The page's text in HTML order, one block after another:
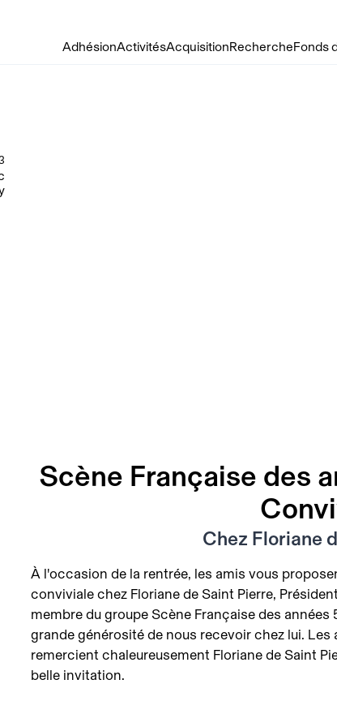
AdhésionActivitésAcquisitionRechercheFonds
Scène Française des
Chez Floriane
À l'occasion de la rentrée, les amis vous
conviviale chez Floriane de Saint Pierre,
membre du groupe Scène Française des années
grande générosité de nous recevoir chez lui. Les
remercient chaleureusement Floriane de Saint
belle invitation.